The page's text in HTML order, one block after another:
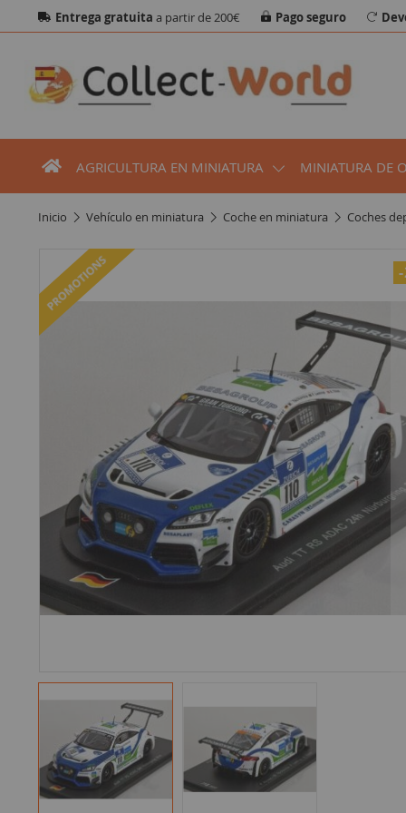
Entrega gratuita a partir de 200€ Pago seguro
AGRICULTURA EN MINIATURA MINIATURA DE
inicio vehículo en miniatura coche en miniatura coches